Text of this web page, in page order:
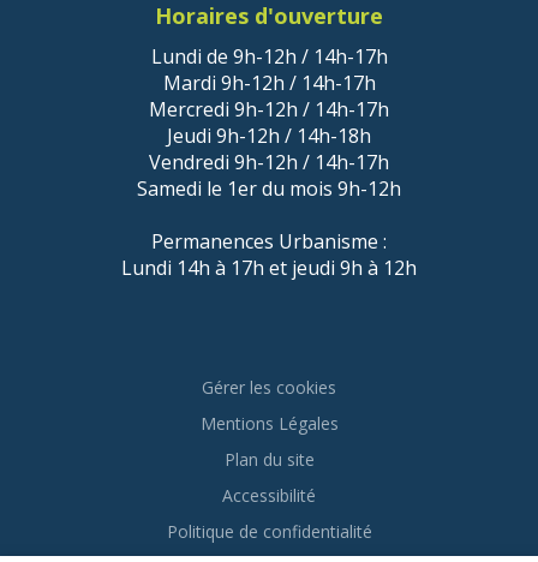
Horaires d'ouverture
Lundi de 9h-12h / 14h-17h
Mardi 9h-12h / 14h-17h
Mercredi 9h-12h / 14h-17h
Jeudi 9h-12h / 14h-18h
Vendredi 9h-12h / 14h-17h
Samedi le 1er du mois 9h-12h
Permanences Urbanisme :
Lundi 14h à 17h et jeudi 9h à 12h
Gérer les cookies
Mentions Légales
Plan du site
Accessibilité
Politique de confidentialité